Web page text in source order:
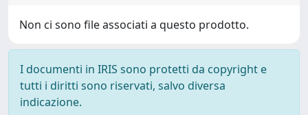
Non ci sono file associati a questo prodotto.
I documenti in IRIS sono protetti da copyright e
tutti i diritti sono riservati, salvo diversa
indicazione.